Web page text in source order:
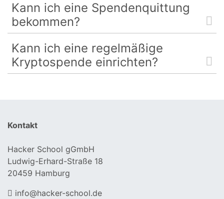
Kann ich eine Spendenquittung
bekommen?
Kann ich eine regelmäßige
Kryptospende einrichten?
Kontakt
Hacker School gGmbH
Ludwig-Erhard-Straße 18
20459 Hamburg
info@hacker-school.de